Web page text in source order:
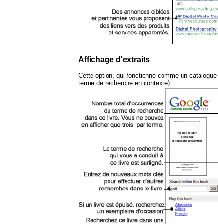
Affichage d'extraits
Cette option, qui fonctionne comme un
terme de recherche en contexte).